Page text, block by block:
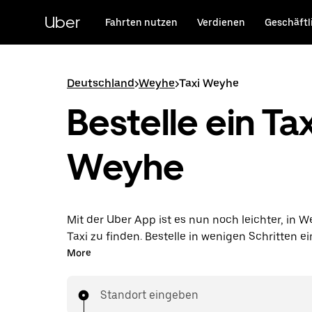
HauptinhaltUber Fahrten nutzen Verdienen
Deutschland>Weyhe>Taxi Weyhe
Bestelle ein
Weyhe
Mit der Uber App ist es nun noch leichter, in
Taxi zu finden. Bestelle in wenigen Schritten
Taxi und bezahle deine Fahrt direkt in der App.
deine nächste Taxifahrt in Weyhe zu bestellen.
More
Standort eingeben